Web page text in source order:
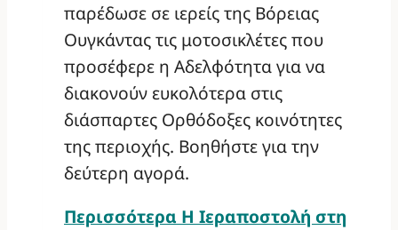
παρέδωσε σε ιερείς της Βόρειας
Ουγκάντας τις μοτοσικλέτες που
προσέφερε η Αδελφότητα για να
διακονούν ευκολότερα στις
διάσπαρτες Ορθόδοξες κοινότητες
της περιοχής. Βοηθήστε για την
δεύτερη αγορά.
Περισσότερα Η Ιεραποστολή στη